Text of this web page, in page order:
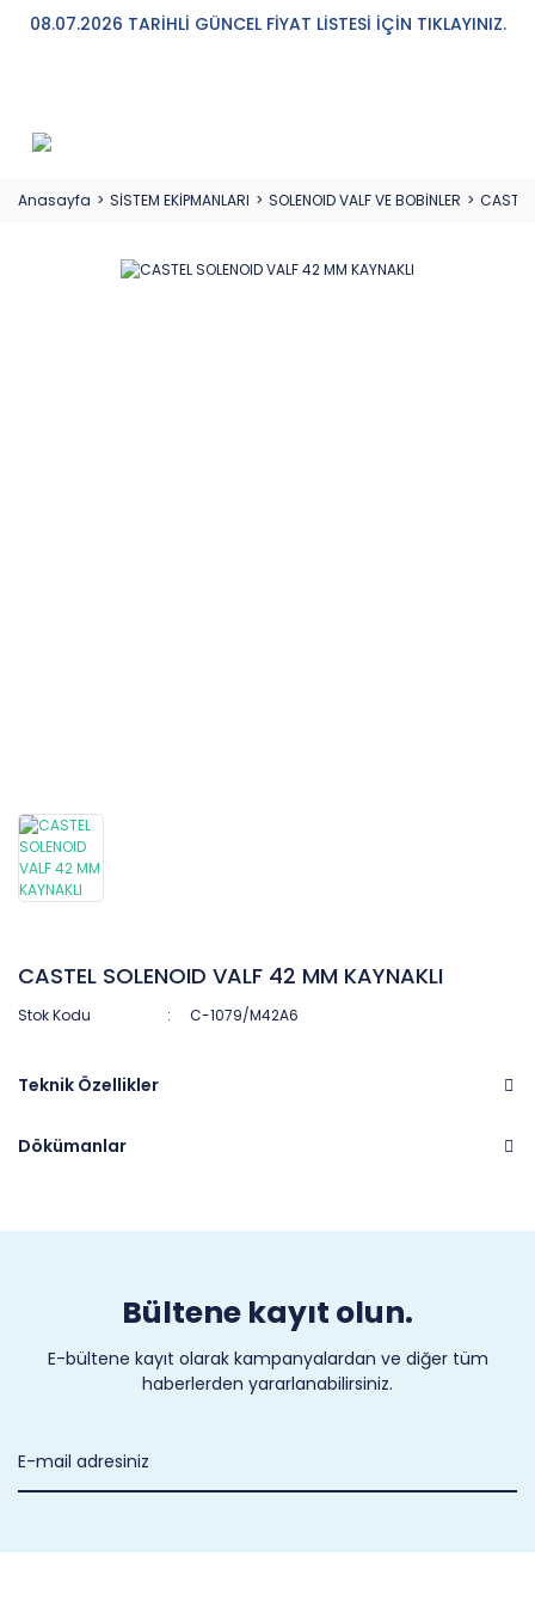
08.07.2026 TARİHLİ GÜNCEL FİYAT LİSTESİ İÇİN TIKLAYINIZ.
Anasayfa SİSTEM EKİPMANLARI SOLENOID VALF VE BOBİNLER
CASTEL SOLENOID VALF 42 MM KAYNAKLI
Stok Kodu C-1079/M42A6
Teknik Özellikler
Dökümanlar
Bültene kayıt olun.
E-bültene kayıt olarak kampanyalardan ve diğer tüm
haberlerden yararlanabilirsiniz.